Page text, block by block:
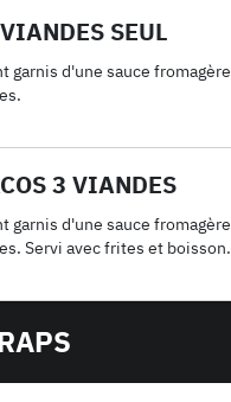
SEUL
garnis d'une sauce fromagère
3 VIANDES
garnis d'une sauce fromagère
Servi avec frites et boisson